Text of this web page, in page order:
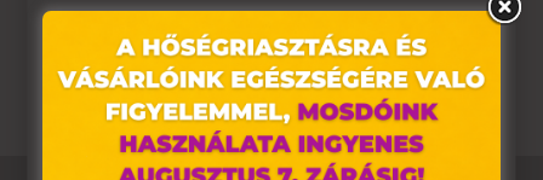
Pepco – Érezhető minőség, szerethető áron.
Weboldalunkon „cookie"-kat (továbbiakban „süti")
alkalmazunk. Ezek olyan fájlok, melyek információt
tárolnak webes böngészőjében. Ehhez az Ön
hozzájárulása szükséges.